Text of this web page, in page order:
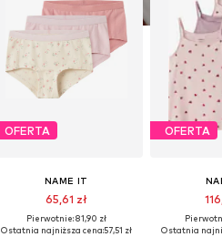
OFERTA
NAME IT
65,61 zł
Pierwotnie: 81,90 zł
Ostatnia najniższa cena:57,51 zł
OFERTA
Ostatnia